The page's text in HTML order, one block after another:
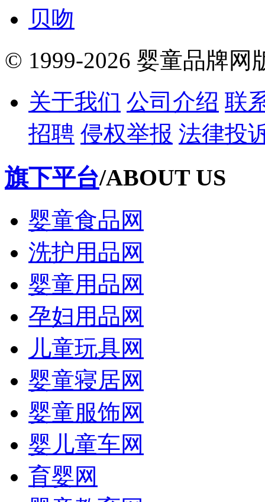
贝吻
© 1999-2026 婴童品牌网
关于我们 公司介绍 联
招聘 侵权举报 法律投
旗下平台/ABOUT US
婴童食品网
洗护用品网
婴童用品网
孕妇用品网
儿童玩具网
婴童寝居网
婴童服饰网
婴儿童车网
育婴网